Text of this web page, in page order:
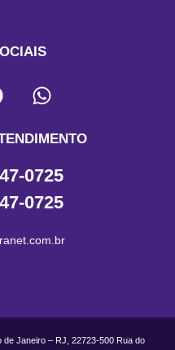
0725
0725
de Janeiro – RJ, 22723-500 Rua do